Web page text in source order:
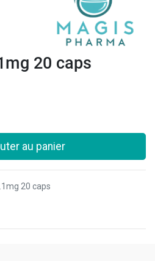
20 caps
au panier
20 caps